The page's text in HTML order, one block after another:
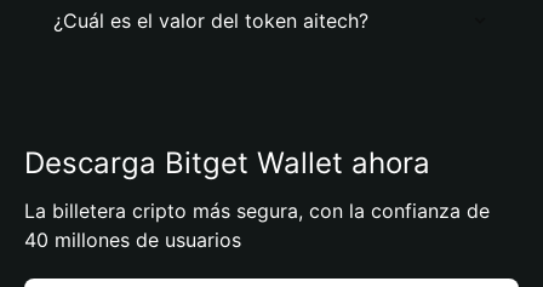
¿Cuál es el valor del token aitech?
Descarga Bitget Wallet ahora
La billetera cripto más segura, con la confianza de
40 millones de usuarios